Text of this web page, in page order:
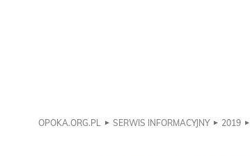
OPOKA.ORG.PL SERWIS INFORMACYJNY 2019